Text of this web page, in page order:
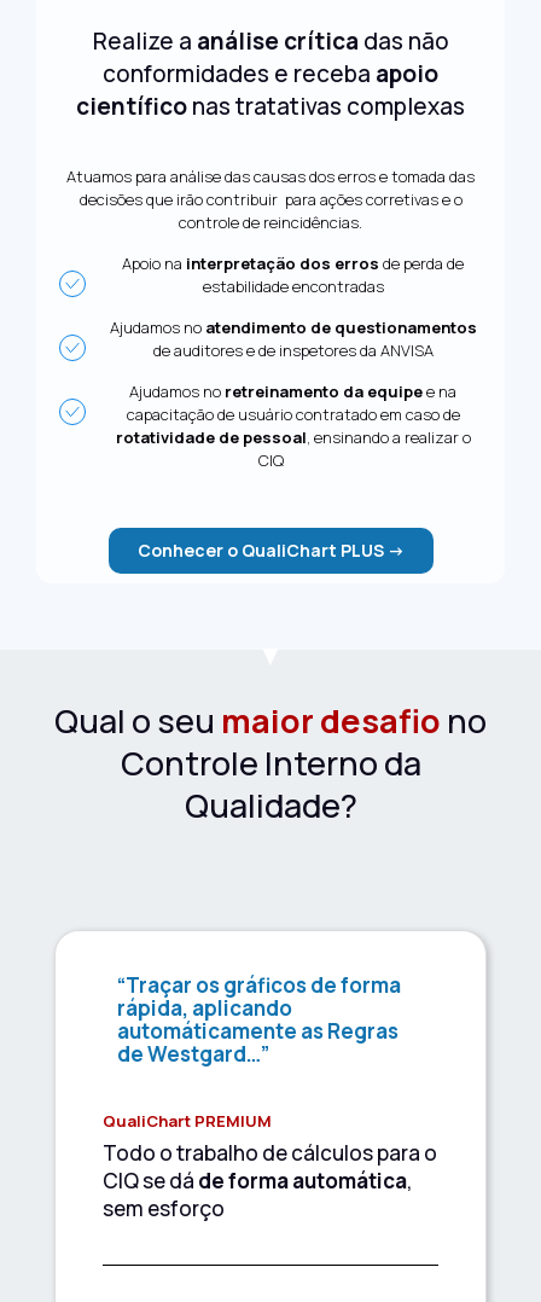
Realize a análise crítica das não
conformidades e receba apoio
científiconas tratativas complexas
Atuamos para análise das causas dos erros e tomada das
decisões que irão contribuir para ações corretivas e o
controle de reincidências.
Apoio na interpretação dos erros de perda de
estabilidade encontradas
Ajudamos no atendimento de questionamentos
de auditores e de inspetores da ANVISA
Ajudamos no retreinamento da equipee na
capacitação de usuário contratado em caso de
rotatividade de pessoal, ensinando a realizar o
CIQ
Conhecer o QualiChart PLUS ->
Qual o seu maior desafio no
Controle Interno da
Qualidade?
“Traçar os gráficos de forma
rápida, aplicando
automáticamente as Regras
de Westgard…”
QualiChart PREMIUM
Todo o trabalho de cálculos para o
CIQ se dá de forma automática,
sem esforço